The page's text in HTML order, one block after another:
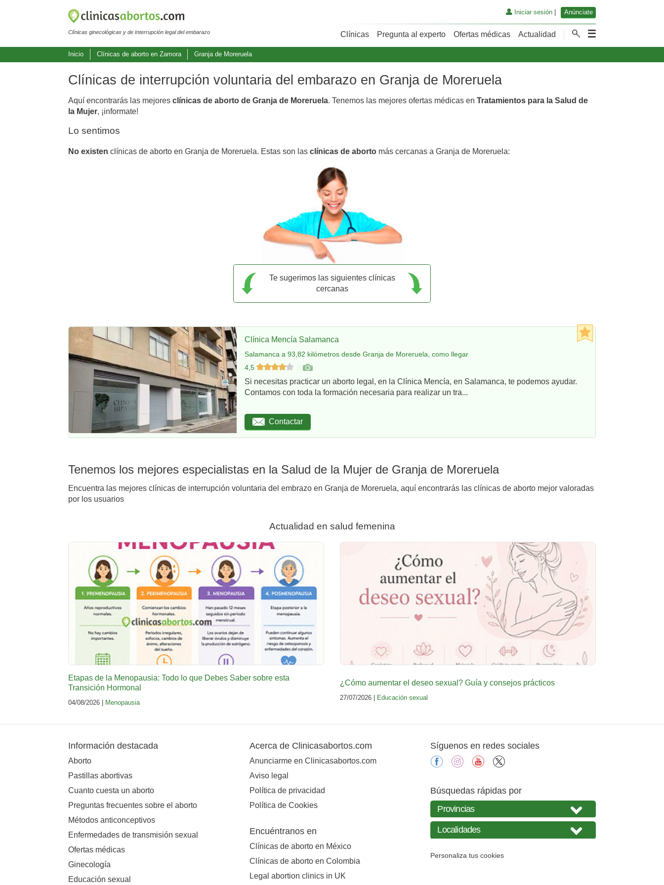
Clínicas ginecológicas y de Interrupción legal del embarazo
Iniciar sesión| Anúnciate
Clínicas Pregunta al experto Ofertas médicas Actualidad
Inicio Clínicas de aborto en Zamora Granja de Moreruela
Clínicas de interrupción voluntaria del embarazo en Granja de Moreruela
Aquí encontrarás las mejores clínicas de aborto de Granja de Moreruela. Tenemos las mejores ofertas médicas en Tratamientos para la Salud de
la Mujer, ¡informate!
Lo sentimos
No existen clínicas de aborto en Granja de Moreruela. Estas son las clínicas de aborto más cercanas a Granja de Moreruela:
Te sugerimos las siguientes clínicas
cercanas
Clínica Mencía Salamanca
Salamanca a 93,82 kilómetros desde Granja de Moreruela, como llegar
4,5
Si necesitas practicar un aborto legal, en la Clínica Mencía, en Salamanca, te podemos ayudar.
Contamos con toda la formación necesaria para realizar un tra...
Contactar
Tenemos los mejores especialistas en la Salud de la Mujer de Granja de Moreruela
Encuentra las mejores clínicas de interrupción voluntaria del embrazo en Granja de Moreruela, aquí encontrarás las clínicas de aborto mejor valoradas
por los usuarios
Actualidad en salud femenina
Etapas de la Menopausia: Todo lo que Debes Saber sobre esta
Transición Hormonal
04/08/2026 | Menopausia
¿Cómo aumentar el deseo sexual? Guía y consejos prácticos
27/07/2026 | Educación sexual
Información destacada
Aborto
Pastillas abortivas
Cuanto cuesta un aborto
Preguntas frecuentes sobre el aborto
Métodos anticonceptivos
Enfermedades de transmisión sexual
Ofertas médicas
Ginecología
Educación sexual
Acerca de Clinicasabortos.com
Anunciarme en Clinicasabortos.com
Aviso legal
Política de privacidad
Política de Cookies
Encuéntranos en
Clínicas de aborto en México
Clínicas de aborto en Colombia
Legal abortion clinics in UK
Síguenos en redes sociales
facebookinstagramyoutube
Búsquedas rápidas por
Personaliza tus cookies